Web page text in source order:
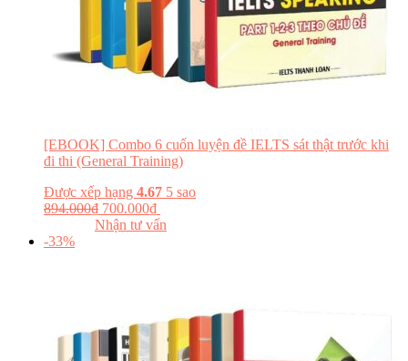
[EBOOK] Combo 6 cuốn luyện đề IELTS sát thật trước khi
đi thi (General Training)
Được xếp hạng 4.67 5 sao
894.000₫ 700.000₫
Nhận tư vấn
-33%